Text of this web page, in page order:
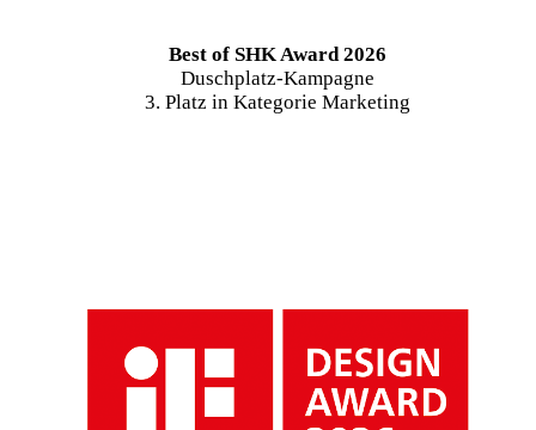
Best of SHK Award 2026
Duschplatz-Kampagne
3. Platz in Kategorie Marketing